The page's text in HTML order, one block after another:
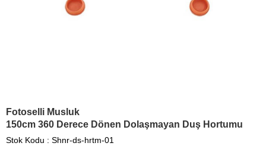
Fotoselli Musluk
150cm 360 Derece Dönen Dolaşmayan Duş Hortumu
Stok Kodu Shnr-ds-hrtm-01